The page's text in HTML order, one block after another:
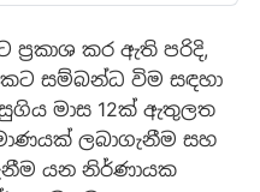
ප්‍රකාශ කර ඇති පරිදි,
එකට සම්බන්ධ විම සඳහා
මාස 12ක් ඇතුලත
ලබාගැනීම සහ
යන නිර්ණායක